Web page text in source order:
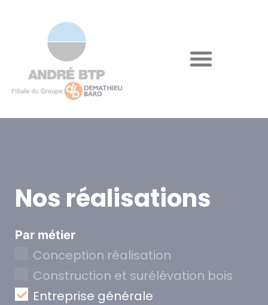
Nos réalisations
Par métier
Conception réalisation
Construction et surélévation bois
Entreprise générale